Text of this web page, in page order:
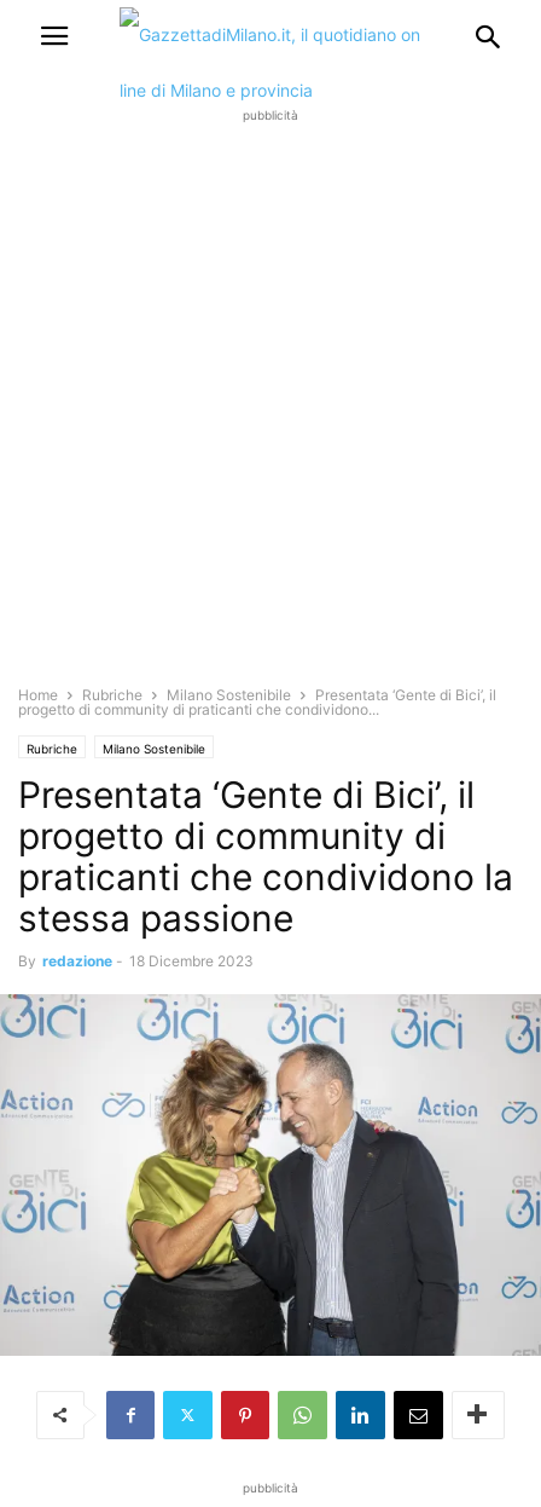
pubblicità
Home Rubriche Milano Sostenibile
Presentata ‘Gente di Bici’, il
progetto di community di praticanti che condividono...
Rubriche Milano Sostenibile
Presentata ‘Gente di Bici’, il
progetto di community di
praticanti che condividono la
stessa passione
By redazione - 18 Dicembre 2023
pubblicità